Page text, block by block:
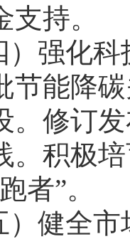
持。
）强化
节能降
。修订
。积极
者”。
）健全